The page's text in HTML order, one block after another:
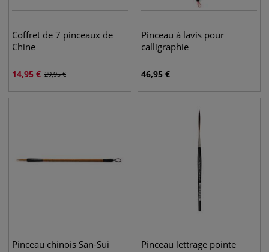
Coffret de 7 pinceaux de
Chine
14,95 € 29,95€
Pinceau à lavis pour
calligraphie
46,95 €
Pinceau chinois San-Sui
Pinceau lettrage pointe